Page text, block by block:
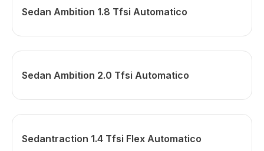
Sedan Ambition 1.8 Tfsi Automatico
Sedan Ambition 2.0 Tfsi Automatico
Sedantraction 1.4 Tfsi Flex Automatico